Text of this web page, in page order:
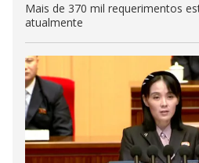
Mais de 370 mil requerimentos
atualmente